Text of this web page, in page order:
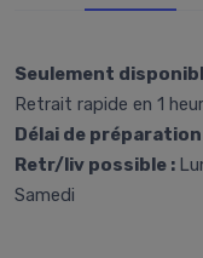
Seulement
Retrait rapide en 1
Délai de
Retr/liv possible :
Samedi